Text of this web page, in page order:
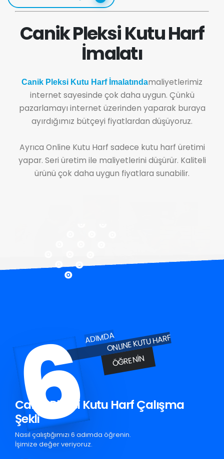
Canik Pleksi Kutu Harf
İmalatı
Canik Pleksi Kutu Harf İmalatındamaliyetlerimiz
internet sayesinde çok daha uygun. Çünkü
pazarlamayı internet üzerinden yaparak buraya
ayırdığımız bütçeyi fiyatlardan düşüyoruz.
Ayrıca Online Kutu Harf sadece kutu harf üretimi
yapar. Seri üretim ile maliyetlerini düşürür. Kaliteli
ürünü çok daha uygun fiyatlara sunabilir.
6ADIMDAONLINE KUTU HARF
ÖĞRENIN
Canik Pleksi Kutu Harf Çalışma
Şekli
Nasıl çalıştığımızı 6 adımda öğrenin.
İşimize değer veriyoruz.